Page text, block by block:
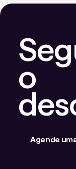
o
Agende